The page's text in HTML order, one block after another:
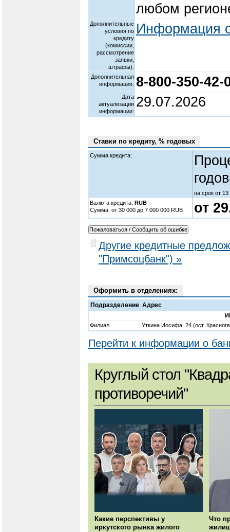
любом
Дополнительные
условия по
кредиту
(комиссии,
рассмотрение
заявки,
штрафы):
Информация
Дополнительная
информация: 8-800-350-42-
Дата
актуализации
информации:
29.07.2026
Ставки по кредиту, % годовых
Сумма кредита:
на срок от
Валюта кредита: RUB
Cумма: от 30 000 до 7 000 000 RUB
от
Другие кредитные
"Примсоцбанк") »
Оформить в отделениях:
Подразделение Адрес
Филиал
Уткина Иосифа, 24 (ост.
Перейти к информации о
Круглый стол
противоречий"
Какие перспективы у
иркутского рынка жилого
Что